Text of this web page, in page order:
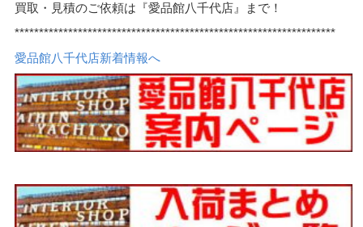
買取・見積のご依頼は『愛品館八千代店』まで！
******************************************************************
愛品館八千代店新着情報へ